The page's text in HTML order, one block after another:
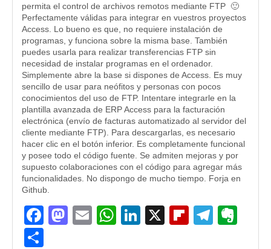
permita el control de archivos remotos mediante FTP 🙂
Perfectamente válidas para integrar en vuestros proyectos
Access. Lo bueno es que, no requiere instalación de
programas, y funciona sobre la misma base. También
puedes usarla para realizar transferencias FTP sin
necesidad de instalar programas en el ordenador.
Simplemente abre la base si dispones de Access. Es muy
sencillo de usar para neófitos y personas con pocos
conocimientos del uso de FTP. Intentare integrarle en la
plantilla avanzada de ERP Access para la facturación
electrónica (envío de facturas automatizado al servidor del
cliente mediante FTP). Para descargarlas, es necesario
hacer clic en el botón inferior. Es completamente funcional
y posee todo el código fuente. Se admiten mejoras y por
supuesto colaboraciones con el código para agregar más
funcionalidades. No dispongo de mucho tiempo. Forja en
Github.
Facebook
Mastodon
EmailWhatsApp
LinkedIn
X Flipboard